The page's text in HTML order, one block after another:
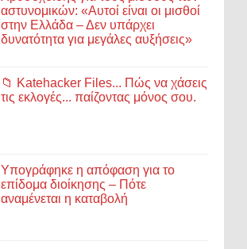
αστυνομικών: «Αυτοί είναι οι μισθοί
στην Ελλάδα – Δεν υπάρχει
δυνατότητα για μεγάλες αυξήσεις»
📁 Katehacker Files... Πώς να χάσεις
τις εκλογές... παίζοντας μόνος σου.
Υπογράφηκε η απόφαση για το
επίδομα διοίκησης – Πότε
αναμένεται η καταβολή